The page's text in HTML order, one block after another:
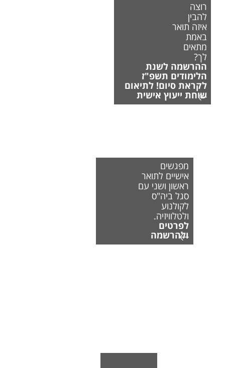
רוצה
להבין
איזה תואר
באמת
מתאים
לך?
ההרשמה לשנת
הלימודים תשפ"ז
לקראת סיום! לתיאום
שיחת ייעוץ אישית
מפגשים
אישיים לתואר
ראשון ושני עם
סגל ביה"ס
לקולנוע
ולטלוויזיה.
לפרטים
ולהרשמה